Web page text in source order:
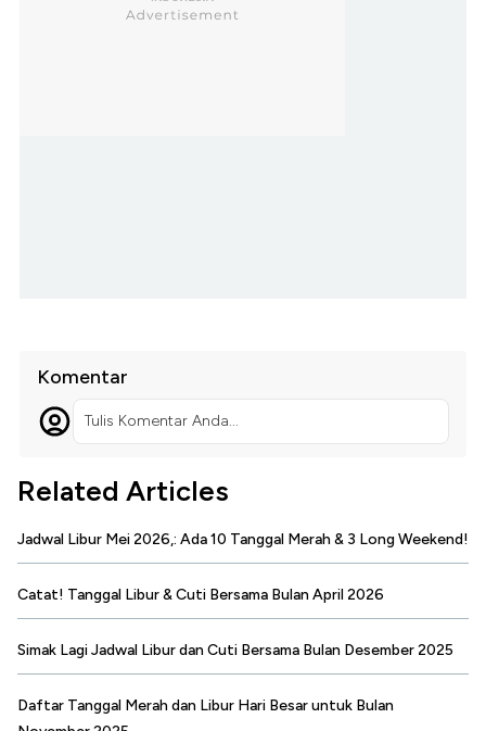
Komentar
Tulis Komentar Anda...
Related Articles
Jadwal Libur Mei 2026,: Ada 10 Tanggal Merah & 3 Long Weekend!
Catat! Tanggal Libur & Cuti Bersama Bulan April 2026
Simak Lagi Jadwal Libur dan Cuti Bersama Bulan Desember 2025
Daftar Tanggal Merah dan Libur Hari Besar untuk Bulan